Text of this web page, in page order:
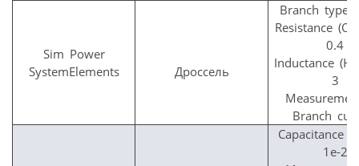
Sim Power
SystemElements
Дроссель
Branch type
Resistance
0.4
Inductance
3
Branch
Capacitance
1e-2